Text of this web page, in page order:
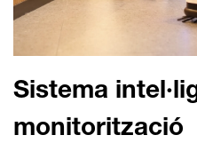
Sistema
monitorització